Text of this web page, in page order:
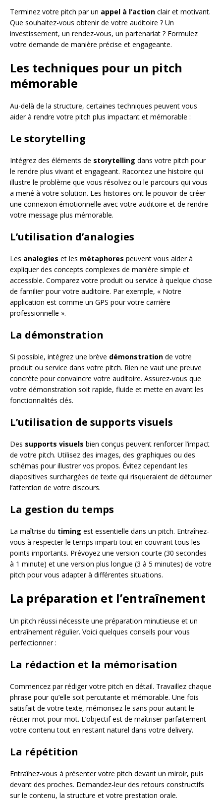
Terminez votre pitch par un appel à l’action clair et motivant.
Que souhaitez-vous obtenir de votre auditoire ? Un
investissement, un rendez-vous, un partenariat ? Formulez
votre demande de manière précise et engageante.
Les techniques pour un pitch
mémorable
Au-delà de la structure, certaines techniques peuvent vous
aider à rendre votre pitch plus impactant et mémorable :
Le storytelling
Intégrez des éléments de storytelling dans votre pitch pour
le rendre plus vivant et engageant. Racontez une histoire qui
illustre le problème que vous résolvez ou le parcours qui vous
a mené à votre solution. Les histoires ont le pouvoir de créer
une connexion émotionnelle avec votre auditoire et de rendre
votre message plus mémorable.
L’utilisation d’analogies
Les analogies et les métaphores peuvent vous aider à
expliquer des concepts complexes de manière simple et
accessible. Comparez votre produit ou service à quelque chose
de familier pour votre auditoire. Par exemple, « Notre
application est comme un GPS pour votre carrière
professionnelle ».
La démonstration
Si possible, intégrez une brève démonstration de votre
produit ou service dans votre pitch. Rien ne vaut une preuve
concrète pour convaincre votre auditoire. Assurez-vous que
votre démonstration soit rapide, fluide et mette en avant les
fonctionnalités clés.
L’utilisation de supports visuels
Des supports visuels bien conçus peuvent renforcer l’impact
de votre pitch. Utilisez des images, des graphiques ou des
schémas pour illustrer vos propos. Évitez cependant les
diapositives surchargées de texte qui risqueraient de détourner
l’attention de votre discours.
La gestion du temps
La maîtrise du timing est essentielle dans un pitch. Entraînez-
vous à respecter le temps imparti tout en couvrant tous les
points importants. Prévoyez une version courte (30 secondes
à 1 minute) et une version plus longue (3 à 5 minutes) de votre
pitch pour vous adapter à différentes situations.
La préparation et l’entraînement
Un pitch réussi nécessite une préparation minutieuse et un
entraînement régulier. Voici quelques conseils pour vous
perfectionner :
La rédaction et la mémorisation
Commencez par rédiger votre pitch en détail. Travaillez chaque
phrase pour qu’elle soit percutante et mémorable. Une fois
satisfait de votre texte, mémorisez-le sans pour autant le
réciter mot pour mot. L’objectif est de maîtriser parfaitement
votre contenu tout en restant naturel dans votre delivery.
La répétition
Entraînez-vous à présenter votre pitch devant un miroir, puis
devant des proches. Demandez-leur des retours constructifs
sur le contenu, la structure et votre prestation orale.